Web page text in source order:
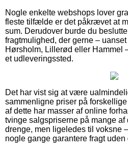
Nogle enkelte webshops lover
fleste tilfælde er det påkrævet at
sum. Derudover burde du
fragtmulighed, der gerne –
Hørsholm, Lillerød eller Hammel
et udleveringssted.
Det har vist sig at være
sammenligne priser på
af dette har masser af online
tvinge salgspriserne på mange af
drenge, men ligeledes til voksne
nogle gange garantere fragt uden